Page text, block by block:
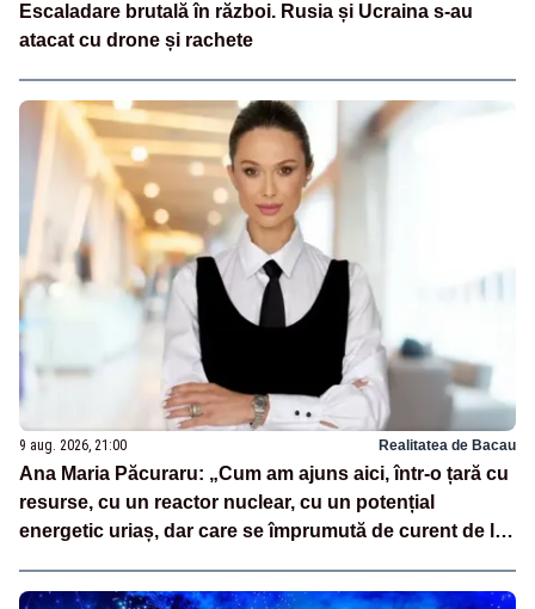
Escaladare brutală în război. Rusia și Ucraina s-au
atacat cu drone și rachete
9 aug. 2026, 21:00 Realitatea de Bacau
Ana Maria Păcuraru: „Cum am ajuns aici, într-o țară cu
resurse, cu un reactor nuclear, cu un potențial
energetic uriaș, dar care se împrumută de curent de la